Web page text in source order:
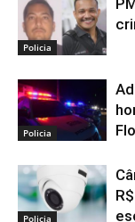
Policia
Policia
Policia